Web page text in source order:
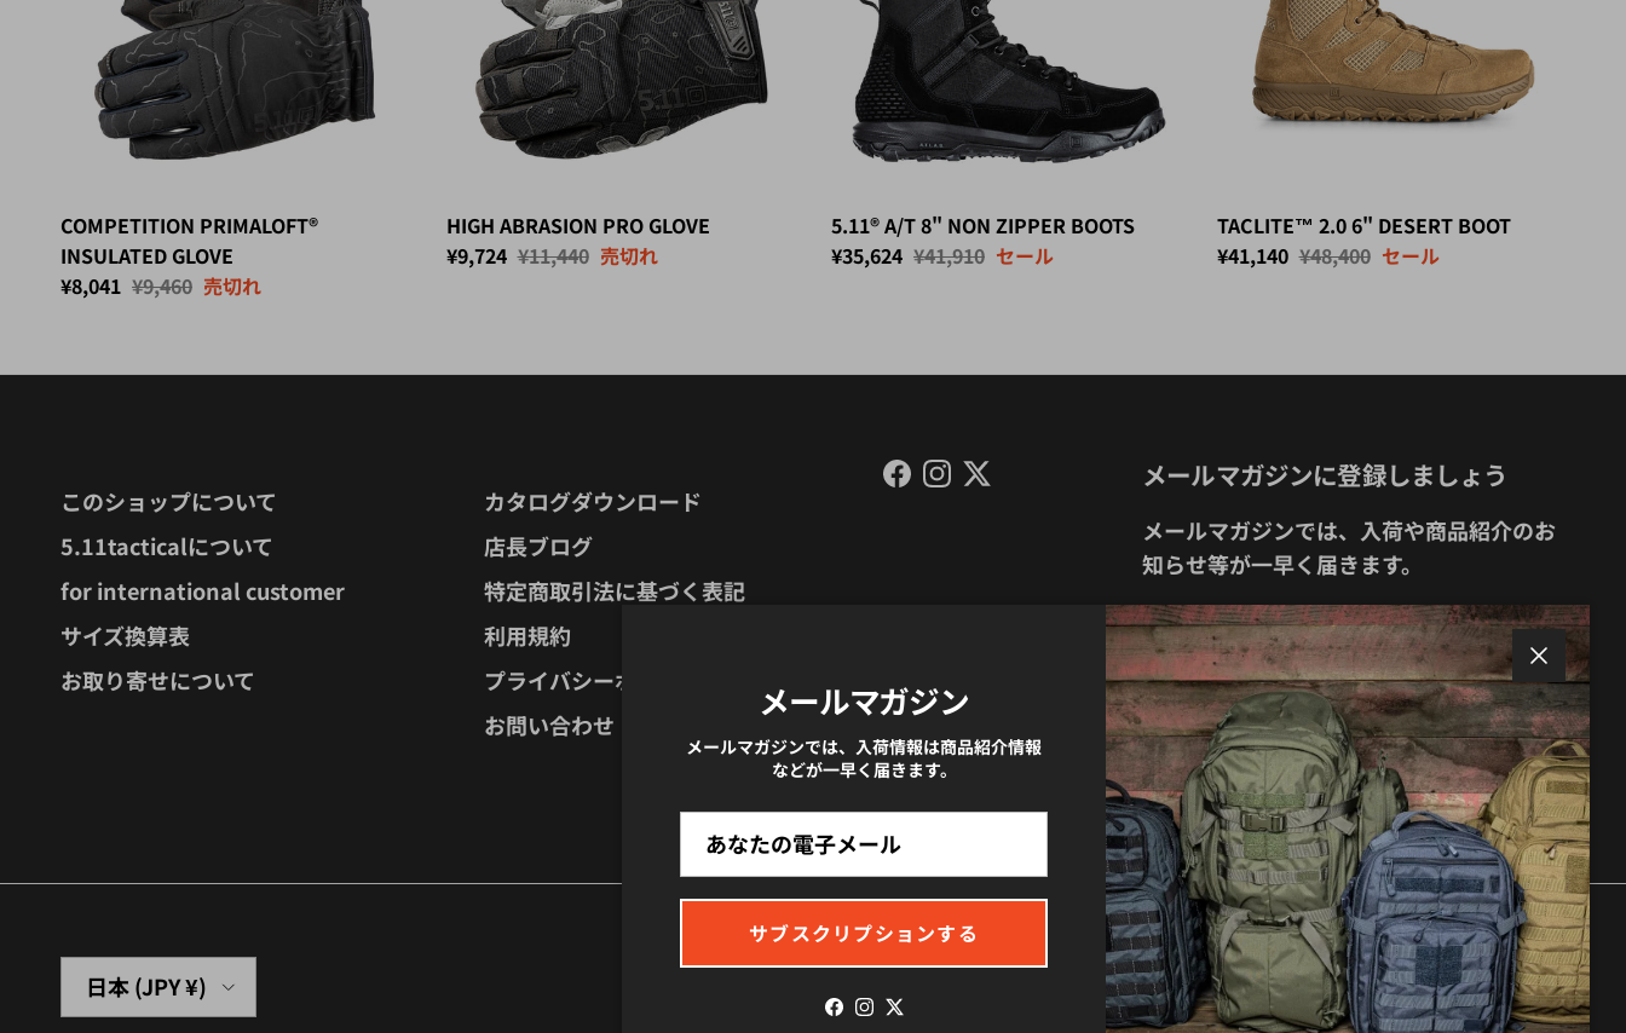
COMPETITION PRIMALOFT®
INSULATED GLOVE
セール価格
¥8,041 定価
¥9,460 売切れ
HIGH ABRASION PRO GLOVE
セール価格
¥9,724 定価
¥11,440 売切れ
5.11® A/T 8" NON ZIPPER BOOTS
セール価格
¥35,624 定価
¥41,910 セール
TACLITE™ 2.0 6" DESERT BOOT
セール価格
¥41,140 定価
¥48,400 セール
このショップについて
5.11tacticalについて
for international customer
サイズ換算表
お取り寄せについて
カタログダウンロード
店長ブログ
特定商取引法に基づく表記
利用規約
プライバシーポリシー
お問い合わせ
Facebook
Instagram
Twitter メールマガジンに登録しましょう
メールマガジンでは、入荷や商品紹介のお
知らせ等が一早く届きます。
サブスクリプションする
国/地域
日本 (JPY ¥)
閉じる
メールマガジン
メールマガジンでは、入荷情報は商品紹介情報
などが一早く届きます。
サブスクリプションする
Facebook
Instagram
Twitter